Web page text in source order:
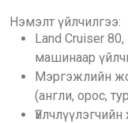
Нэмэлт үйлчилгээ:
Land Cruiser
машинаар
Мэргэжлийн
(англи, орос,